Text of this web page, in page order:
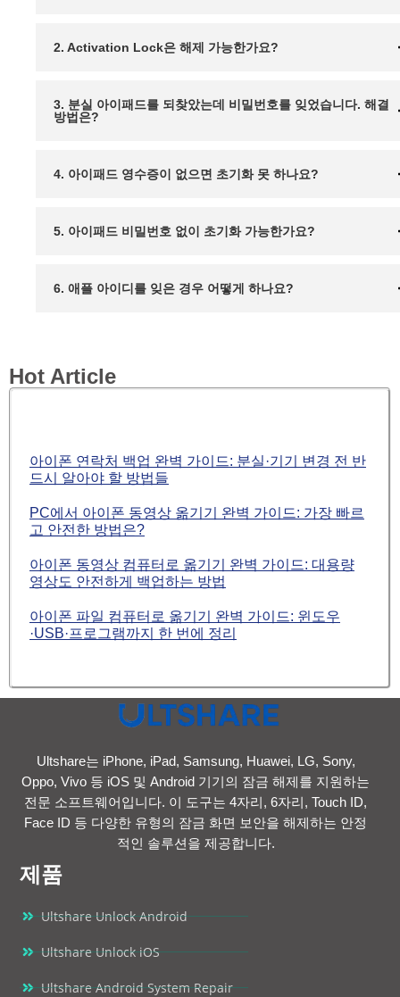
2. Activation Lock은 해제 가능한가요?
3. 분실 아이패드를 되찾았는데 비밀번호를 잊었습니다. 해결
방법은?
4. 아이패드 영수증이 없으면 초기화 못 하나요?
5. 아이패드 비밀번호 없이 초기화 가능한가요?
6. 애플 아이디를 잊은 경우 어떻게 하나요?
Hot Article
아이폰 연락처 백업 완벽 가이드: 분실·기기 변경 전 반
드시 알아야 할 방법들
PC에서 아이폰 동영상 옮기기 완벽 가이드: 가장 빠르
고 안전한 방법은?
아이폰 동영상 컴퓨터로 옮기기 완벽 가이드: 대용량
영상도 안전하게 백업하는 방법
아이폰 파일 컴퓨터로 옮기기 완벽 가이드: 윈도우
·USB·프로그램까지 한 번에 정리
Ultshare는 iPhone, iPad, Samsung, Huawei, LG, Sony,
Oppo, Vivo 등 iOS 및 Android 기기의 잠금 해제를 지원하는
전문 소프트웨어입니다. 이 도구는 4자리, 6자리, Touch ID,
Face ID 등 다양한 유형의 잠금 화면 보안을 해제하는 안정
적인 솔루션을 제공합니다.
제품
Ultshare Unlock Android
Ultshare Unlock iOS
Ultshare Android System Repair